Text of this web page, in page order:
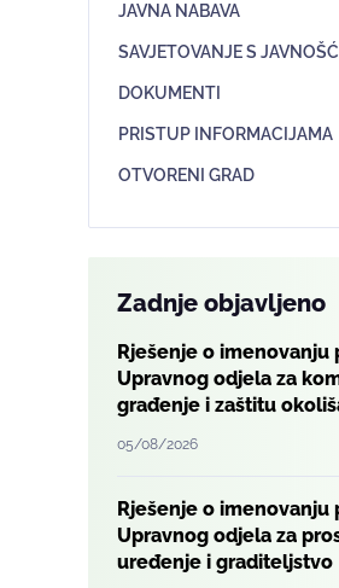
JAVNA NABAVA
SAVJETOVANJE S
DOKUMENTI
PRISTUP INFORMACIJAMA
OTVORENI GRAD
Zadnje objavljeno
Rješenje o imenovanju
Upravnog odjela za
građenje i zaštitu
05/08/2026
Rješenje o imenovanju
Upravnog odjela za
uređenje i graditeljstvo